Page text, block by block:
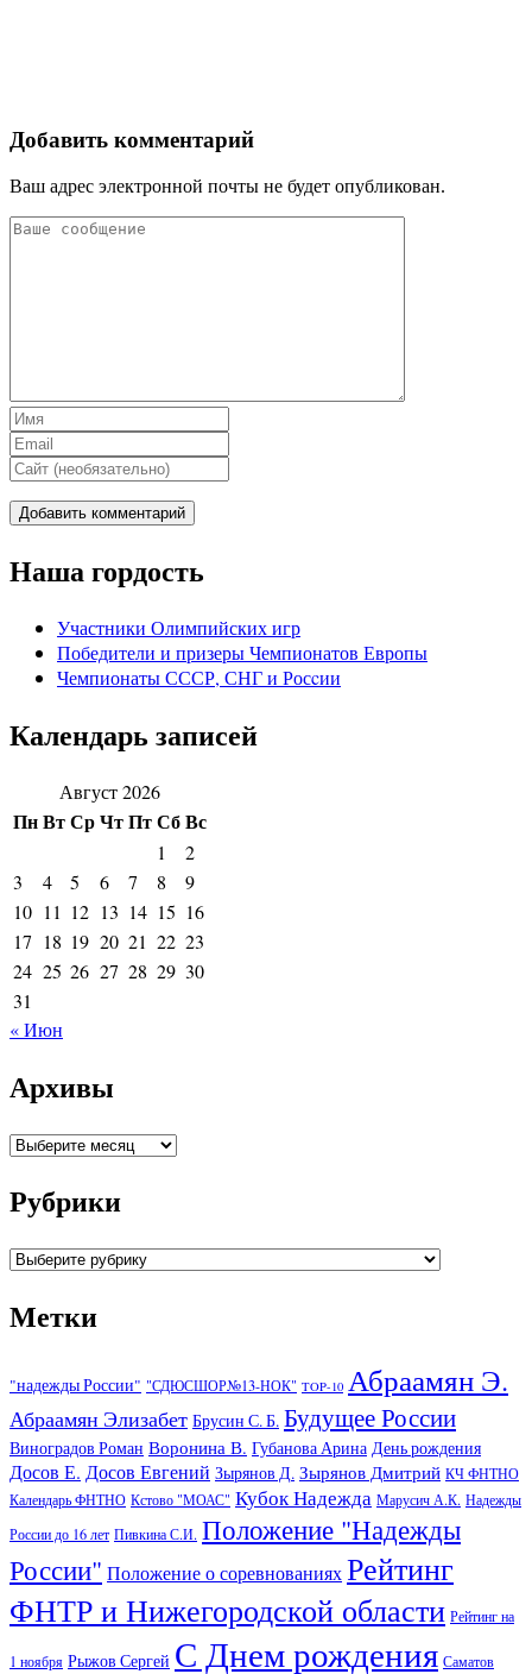
Добавить комментарий
Ваш адрес электронной почты не будет опубликован.
Наша гордость
Участники Олимпийских игр
Победители и призеры Чемпионатов Европы
Чемпионаты СССР, СНГ и Росcии
Календарь записей
Август 2026
ПнВтСрЧтПтСбВс
1
2
3
4 5 6 7 8
9
10 11 12 13 14 15 16
17 18 19 20 21 22 23
24 25 26 27 28 29 30
31
« Июн
Архивы
Архивы
Рубрики
Рубрики
Метки
"надежды России" "СДЮСШОР№13-НОК" TOP-10 Абраамян Э.
Абраамян Элизабет Брусин С. Б. Будущее России
Виноградов Роман Воронина В. Губанова Арина День рождения
Досов Е. Досов Евгений Зырянов Д. Зырянов Дмитрий КЧ ФНТНО
Календарь ФНТНО Кстово "МОАС" Кубок Надежда Марусич А.К. Надежды
России до 16 лет Пивкина С.И. Положение "Надежды
России" Положение о соревнованияхРейтинг
ФНТР и Нижегородской области Рейтинг на
1 ноября Рыжов Сергей С Днем рождения Саматов